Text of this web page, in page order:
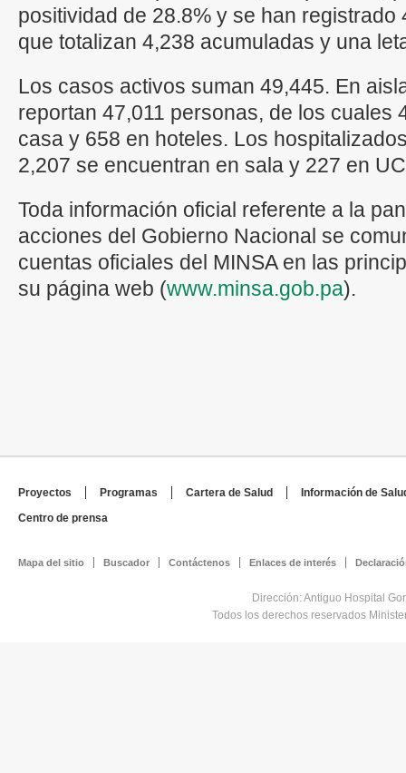
positividad de 28.8% y se han
que totalizan 4,238 acumuladas y una
Los casos activos suman 49,445. En
reportan 47,011 personas, de los cuales
casa y 658 en hoteles. Los
2,207 se encuentran en sala y 227 en
Toda información oficial referente a la
acciones del Gobierno Nacional se
cuentas oficiales del MINSA en las
su página web (www.minsa.gob.pa).
Proyectos Programas Cartera de Salud
Información de
Centro de prensa
Mapa del sitio Buscador Contáctenos Enlaces de interés
Dirección: Antiguo Hospital
Todos los derechos reservados